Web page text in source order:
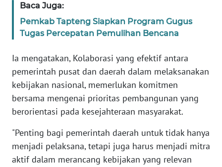
Baca Juga:
Pemkab Tapteng Siapkan Program Gugus
Tugas Percepatan Pemulihan Bencana
Ia mengatakan, Kolaborasi yang efektif antara
pemerintah pusat dan daerah dalam melaksanakan
kebijakan nasional, memerlukan komitmen
bersama mengenai prioritas pembangunan yang
berorientasi pada kesejahteraan masyarakat.
"Penting bagi pemerintah daerah untuk tidak hanya
menjadi pelaksana, tetapi juga harus menjadi mitra
aktif dalam merancang kebijakan yang relevan
WN
SUMBAR
SUMSEL
WN
BENGKULU
WN
LAMPUNG
WN
JATENG